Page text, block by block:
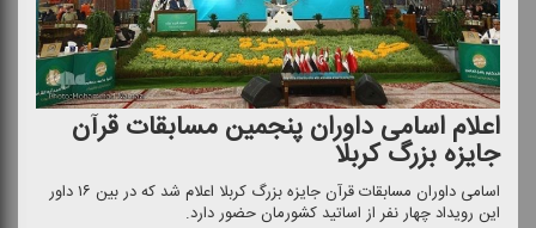
اعلام اسامی داوران پنجمین مسابقات قرآن
جایزه بزرگ كربلا
اسامی داوران مسابقات قرآن جایزه بزرگ كربلا اعلام شد كه در بین ۱۶ داور
این رویداد چهار نفر از اساتید كشورمان حضور دارد.